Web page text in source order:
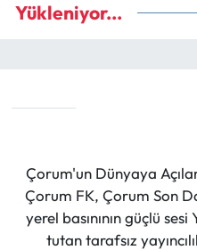
Yükleniyor...
Çorum'un Dünyaya
Çorum FK, Çorum Son
yerel basınının güçlü
tutan tarafsız